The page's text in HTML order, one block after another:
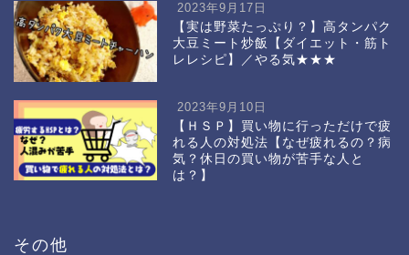
2023年9月17日
【実は野菜たっぷり？】高タンパク
大豆ミート炒飯【ダイエット・筋ト
レレシピ】／やる気★★★
2023年9月10日
【ＨＳＰ】買い物に行っただけで疲
れる人の対処法【なぜ疲れるの？病
気？休日の買い物が苦手な人と
は？】
その他